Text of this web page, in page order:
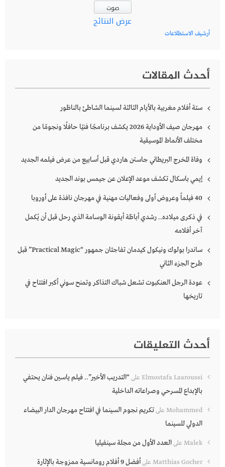
عرض النتائج
أرشيف الاستطلاعات
أحدث المقالات
ستة أفلام مغربية بالأيام الثالثة لسينما الشاطئ بالناظور
مهرجان صيف الأوداية 2026 يكشف برنامجًا فنيًا حافلًا ونجومًا من
مختلف الأنماط الموسيقية
وفاة المخرج البريطاني جاستن هاردي قبل أسابيع من عرض فيلمه الجديد
إيمي باسكال تكشف موعد الإعلان عن جيمس بوند الجديد
40 فيلماً وعروض أولى وفعاليات مهنية في مهرجان نافذة على أوروبا
في ذكرى ميلاده.. رشدي أباظة أيقونة الوسامة الذي رحل قبل أن يُكمل
آخر أفلامه
ساندرا بولوك ونيكول كيدمان تفاجئان جمهور “Practical Magic” قبل
طرح الجزء الثاني
عودة الرجل العنكبوت تشعل شباك التذاكر وتمنح سوني أكبر افتتاح في
تاريخها
أحدث التعليقات
Elmostafa Laaroussi على“التدريب الأخير”.. فيلم ياسين فنان يحتفي
بالإبداع المسرحي وصراعاته الداخلية
Mohammed علىتكريم نجوم السينما في افتتاح مهرجان الدار البيضاء
الدولي للسينما
Malek علىالعدد الأول من مجلة سينفيليا
Matthias Gocher على
أفضل 9 أفلام رومانسية ممزوجة بالإثارة